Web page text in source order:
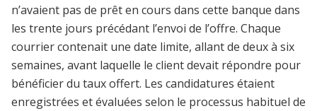
n’avaient pas de prêt en cours dans cette banque dans
les trente jours précédant l’envoi de l’offre. Chaque
courrier contenait une date limite, allant de deux à six
semaines, avant laquelle le client devait répondre pour
bénéficier du taux offert. Les candidatures étaient
enregistrées et évaluées selon le processus habituel de